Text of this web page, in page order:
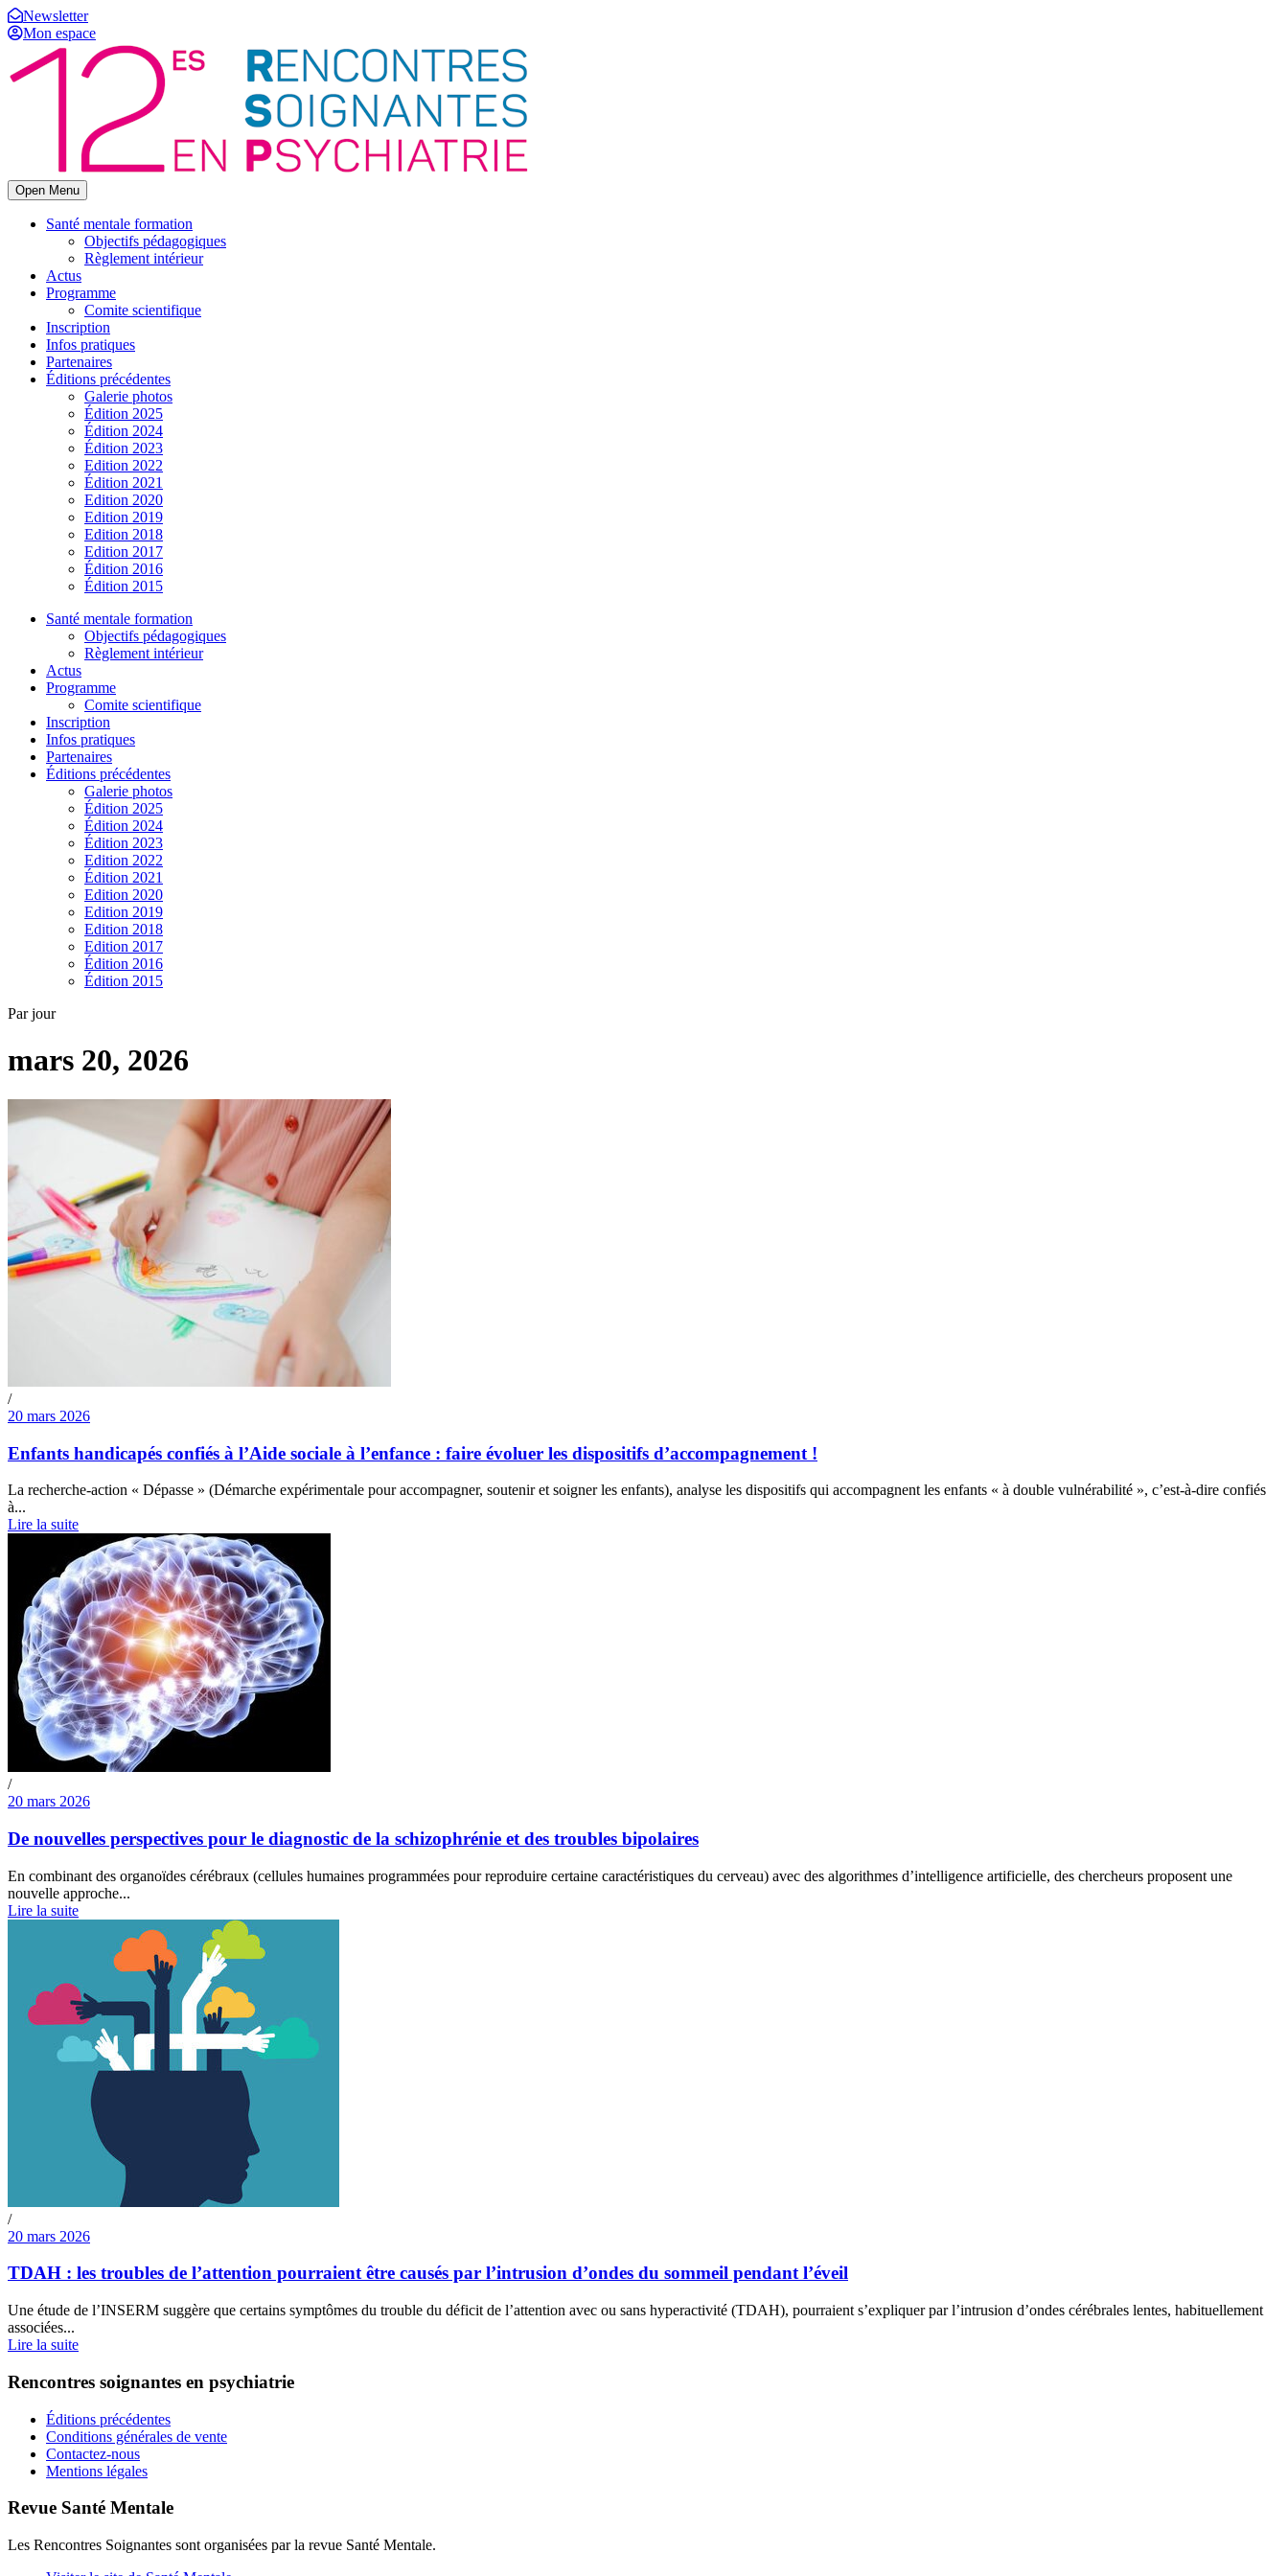
Newsletter
Mon espace
Open Menu
Santé mentale formation
Objectifs pédagogiques
Règlement intérieur
Actus
Programme
Comite scientifique
Inscription
Infos pratiques
Partenaires
Éditions précédentes
Galerie photos
Édition 2025
Édition 2024
Édition 2023
Edition 2022
Édition 2021
Edition 2020
Edition 2019
Edition 2018
Edition 2017
Édition 2016
Édition 2015
Santé mentale formation
Objectifs pédagogiques
Règlement intérieur
Actus
Programme
Comite scientifique
Inscription
Infos pratiques
Partenaires
Éditions précédentes
Galerie photos
Édition 2025
Édition 2024
Édition 2023
Edition 2022
Édition 2021
Edition 2020
Edition 2019
Edition 2018
Edition 2017
Édition 2016
Édition 2015
Par jour
mars 20, 2026
/
20 mars 2026
Enfants handicapés confiés à l’Aide sociale à l’enfance : faire évoluer les dispositifs d’accompagnement !
La recherche-action « Dépasse » (Démarche expérimentale pour accompagner, soutenir et soigner les enfants), analyse les dispositifs qui accompagnent les enfants « à double vulnérabilité », c’est-à-dire confiés
à...
Lire la suite
/
20 mars 2026
De nouvelles perspectives pour le diagnostic de la schizophrénie et des troubles bipolaires
En combinant des organoïdes cérébraux (cellules humaines programmées pour reproduire certaine caractéristiques du cerveau) avec des algorithmes d’intelligence artificielle, des chercheurs proposent une
nouvelle approche...
Lire la suite
/
20 mars 2026
TDAH : les troubles de l’attention pourraient être causés par l’intrusion d’ondes du sommeil pendant l’éveil
Une étude de l’INSERM suggère que certains symptômes du trouble du déficit de l’attention avec ou sans hyperactivité (TDAH), pourraient s’expliquer par l’intrusion d’ondes cérébrales lentes, habituellement
associées...
Lire la suite
Rencontres soignantes en psychiatrie
Éditions précédentes
Conditions générales de vente
Contactez-nous
Mentions légales
Revue Santé Mentale
Les Rencontres Soignantes sont organisées par la revue Santé Mentale.